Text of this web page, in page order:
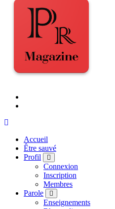
Accueil
Être sauvé
Profil
Connexion
Inscription
Membres
Parole
Enseignements